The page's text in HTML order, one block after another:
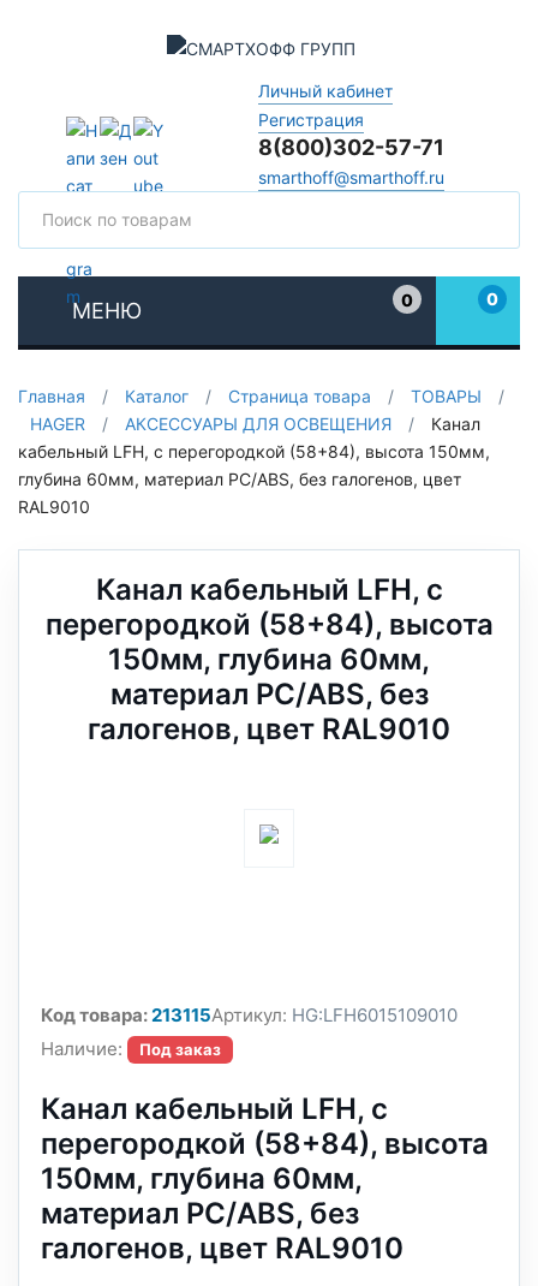
Личный кабинет
Регистрация
8(800)302-57-71
smarthoff@smarthoff.ru
МЕНЮ
0
0
Главная / Каталог / Страница товара / ТОВАРЫ
/
HAGER
/ АКСЕССУАРЫ ДЛЯ ОСВЕЩЕНИЯ /
Канал
кабельный LFH, с перегородкой (58+84), высота 150мм,
глубина 60мм, материал PC/ABS, без галогенов, цвет
RAL9010
Канал кабельный LFH, с
перегородкой (58+84), высота
150мм, глубина 60мм,
материал PC/ABS, без
галогенов, цвет RAL9010
Код товара:213115Артикул: HG:LFH6015109010
Наличие:
Под заказ
Канал кабельный LFH, с
перегородкой (58+84), высота
150мм, глубина 60мм,
материал PC/ABS, без
галогенов, цвет RAL9010